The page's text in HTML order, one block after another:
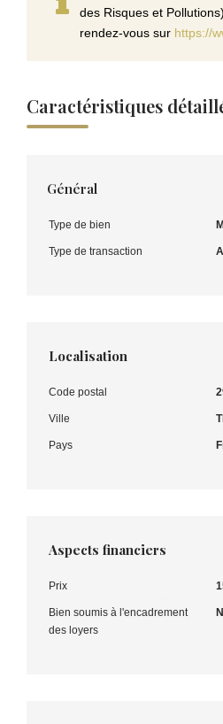
des Risques et
rendez-vous sur https://
Caractéristiques
Général
Type de bien
Type de transaction
Localisation
Code postal
Ville
Pays
Aspects financiers
Prix
Bien soumis à l'encadrement
des loyers